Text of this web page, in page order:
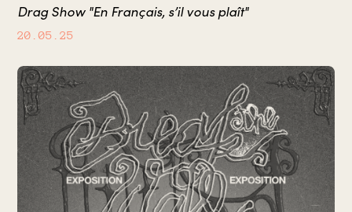
Drag Show "En Français, s’il vous plaît"
20.05.25